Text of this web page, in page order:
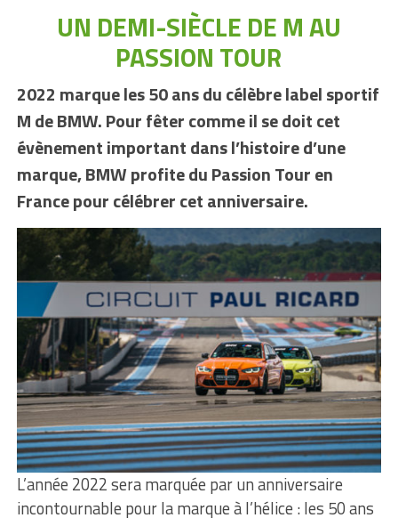
UN DEMI-SIÈCLE DE M AU
PASSION TOUR
2022 marque les 50 ans du célèbre label sportif
M de BMW. Pour fêter comme il se doit cet
évènement important dans l’histoire d’une
marque, BMW profite du Passion Tour en
France pour célébrer cet anniversaire.
L’année 2022 sera marquée par un anniversaire
incontournable pour la marque à l’hélice : les 50 ans